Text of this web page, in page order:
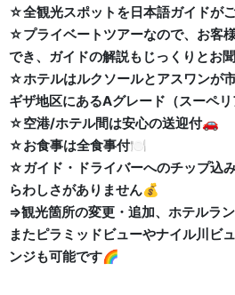
☆全観光スポットを日本語ガイドが
☆プライベートツアーなので、お客
でき、ガイドの解説もじっくりとお
☆ホテルはルクソールとアスワンが
ギザ地区にあるAグレード（スーペ
☆空港/ホテル間は安心の送迎付🚗
☆お食事は全食事付🍽️
☆ガイド・ドライバーへのチップ込
らわしさがありません💰
⇒観光箇所の変更・追加、ホテルラン
またピラミッドビューやナイル川ビ
ンジも可能です🌈